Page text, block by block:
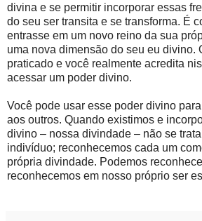
divina e se permitir incorporar essas
do seu ser transita e se transforma. É
entrasse em um novo reino da sua
uma nova dimensão do seu eu divino.
praticado e você realmente acredita
acessar um poder divino.
Você pode usar esse poder divino
aos outros. Quando existimos e
divino – nossa divindade – não se
indivíduo; reconhecemos cada um
própria divindade. Podemos
reconhecemos em nosso próprio ser